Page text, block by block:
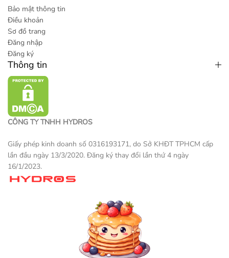
Bảo mật thông tin
Điều khoản
Sơ đồ trang
Đăng nhập
Đăng ký
Thông tin
CÔNG TY TNHH HYDROS
Giấy phép kinh doanh số 0316193171, do Sở KHĐT TPHCM cấp
lần đầu ngày 13/3/2020. Đăng ký thay đổi lần thứ 4 ngày
16/1/2023.